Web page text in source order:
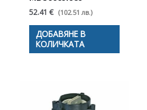
52.41 € (102.51 лв.)
ДОБАВЯНЕ В
КОЛИЧКАТА